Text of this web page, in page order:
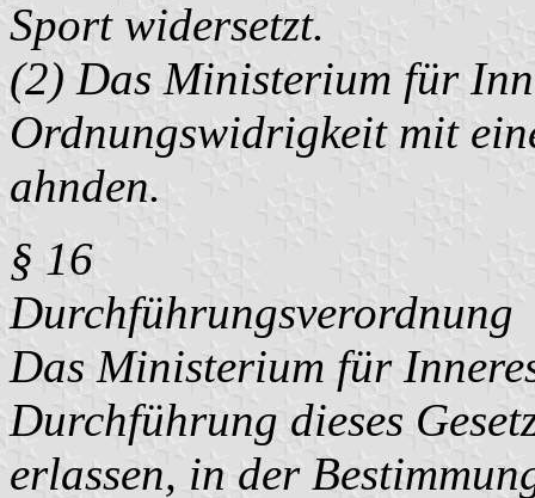
Sport widersetzt.
(2) Das Ministerium für
Ordnungswidrigkeit mit
ahnden.
§ 16
Durchführungsverordnung
Das Ministerium für
Durchführung dieses
erlassen, in der